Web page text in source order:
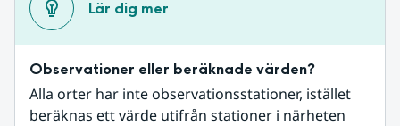
Lär dig mer
Observationer eller beräknade värden?
Alla orter har inte observationsstationer, istället
beräknas ett värde utifrån stationer i närheten